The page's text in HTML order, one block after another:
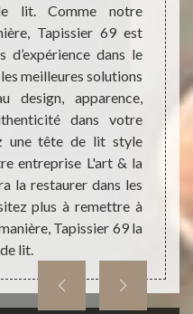
lit. Comme notre
Tapissier 69 est
d’expérience dans le
meilleures solutions
design, apparence,
dans votre
une tête de lit style
entreprise L'art & la
la restaurer dans les
plus à remettre à
Tapissier 69 la
lit.
ville